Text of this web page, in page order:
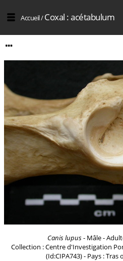
Accueil/Coxal : acétabulum
Canis lupus- Mâle -
Collection : Centre d'Investigation
(Id:CIPA743) - Pays :